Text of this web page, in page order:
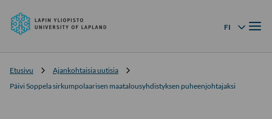
Siirry
suoraan
yliopisto
FI
Kielivalikko
Etusivu
Ajankohtaisia uutisia
Päivi Soppela sirkumpolaarisen maatalousyhdistyksen puheenjohtajaksi